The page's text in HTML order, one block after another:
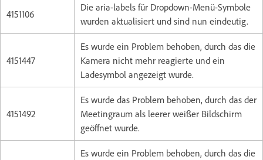
4151106
Die aria-labels für Dropdown-Menü-Symbole
wurden aktualisiert und sind nun eindeutig.
4151447
Es wurde ein Problem behoben, durch das die
Kamera nicht mehr reagierte und ein
Ladesymbol angezeigt wurde.
4151492
Es wurde das Problem behoben, durch das der
Meetingraum als leerer weißer Bildschirm
geöffnet wurde.
Es wurde ein Problem behoben, durch das die